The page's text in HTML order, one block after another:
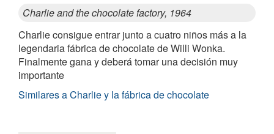
Charlie and the chocolate factory, 1964
Charlie consigue entrar junto a cuatro niños más a la
legendaria fábrica de chocolate de Willi Wonka.
Finalmente gana y deberá tomar una decisión muy
importante
Similares a Charlie y la fábrica de chocolate